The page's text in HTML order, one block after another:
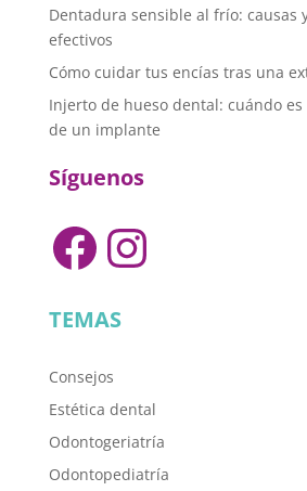
Dentadura sensible al frío: causas
efectivos
Cómo cuidar tus encías tras una
Injerto de hueso dental: cuándo es
de un implante
Síguenos
Facebook
TEMAS
Consejos
Estética dental
Odontogeriatría
Odontopediatría